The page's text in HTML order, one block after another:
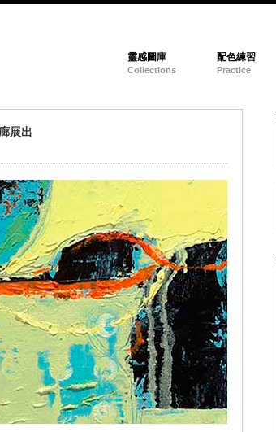
靈感圖庫
Collections
配色練習
Practice
展出